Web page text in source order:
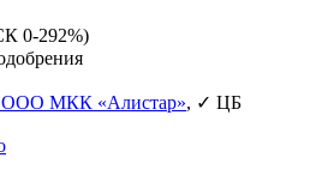
0-292%)
МКК «Алистар», ✓ ЦБ